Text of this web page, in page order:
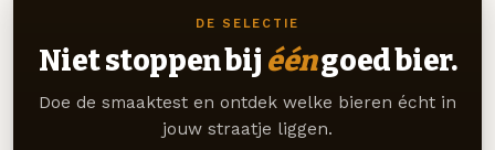
DE SELECTIE
Niet stoppen bij ééngoed bier.
Doe de smaaktest en ontdek welke bieren écht in
jouw straatje liggen.